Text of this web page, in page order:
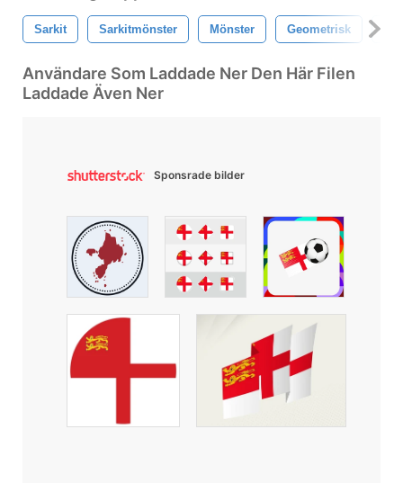
Sarkit Sarkitmönster Mönster Geometrisk
Användare Som Laddade Ner Den Här Filen
Laddade Även Ner
Sponsrade bilder